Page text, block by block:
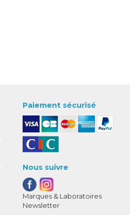
Paiement sécurisé
Nous suivre
Marques & Laboratoires
Newsletter